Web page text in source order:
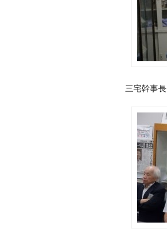
三宅幹事長